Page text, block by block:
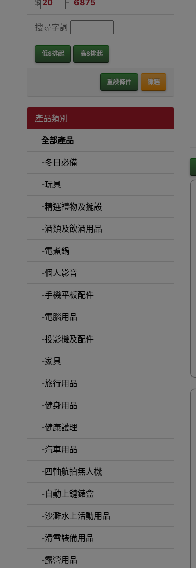
搜尋字詞
低$排起 高$排起
重設條件 篩選
產品類別
全部產品
-冬日必備
-玩具
-精選禮物及擺設
-酒類及飲酒用品
-電煮鍋
-個人影音
-手機平板配件
-電腦用品
-投影機及配件
-家具
-旅行用品
-健身用品
-健康護理
-汽車用品
-四軸航拍無人機
-自動上鏈錶盒
-沙灘水上活動用品
-滑雪裝備用品
-露營用品